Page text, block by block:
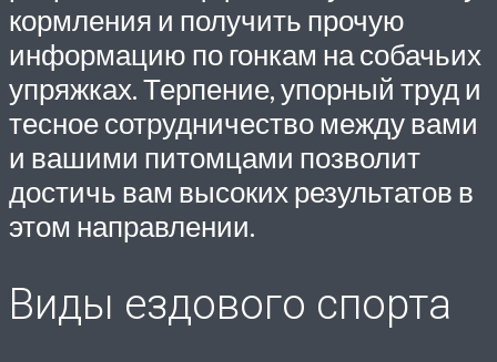
кормления и получить прочую
информацию по гонкам на собачьих
упряжках. Терпение, упорный труд и
тесное сотрудничество между вами
и вашими питомцами позволит
достичь вам высоких результатов в
этом направлении.
Виды ездового спорта